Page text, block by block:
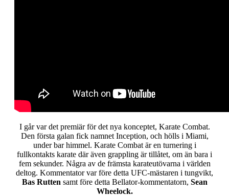
I går var det premiär för det nya konceptet, Karate Combat.
Den första galan fick namnet Inception, och hölls i Miami,
under bar himmel. Karate Combat är en turnering i
fullkontakts karate där även grappling är tillåtet, om än bara i
fem sekunder. Några av de främsta karateutövarna i världen
deltog. Kommentator var före detta UFC-mästaren i tungvikt,
Bas Rutten samt före detta Bellator-kommentatorn, Sean
Wheelock.